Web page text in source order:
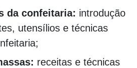
da confeitaria: introdução
utensílios e técnicas
receitas e técnicas